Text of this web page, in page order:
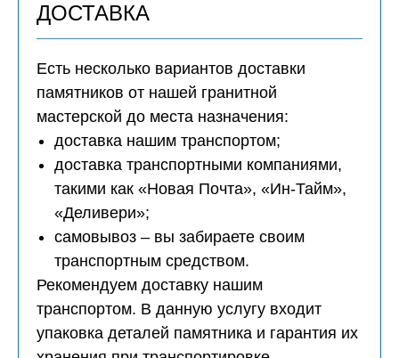
ДОСТАВКА
Есть несколько вариантов доставки
памятников от нашей гранитной
мастерской до места назначения:
доставка нашим транспортом;
доставка транспортными компаниями,
такими как «Новая Почта», «Ин-Тайм»,
«Деливери»;
самовывоз – вы забираете своим
транспортным средством.
Рекомендуем доставку нашим
транспортом. В данную услугу входит
упаковка деталей памятника и гарантия их